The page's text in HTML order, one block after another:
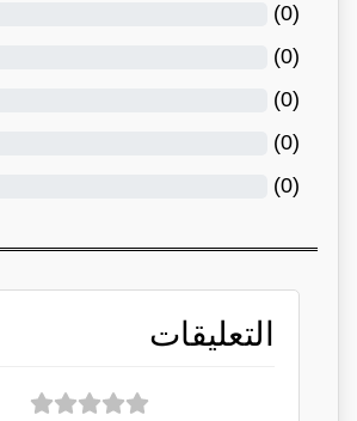
(
0
)
(
0
)
(
0
)
(
0
)
(
0
)
التعليقات